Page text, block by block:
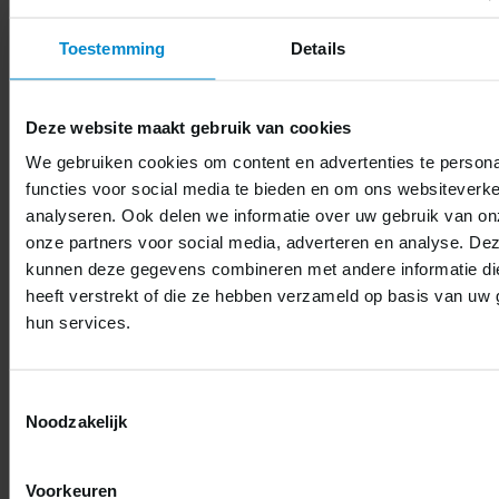
Toestemming Details
Deze website maakt gebruik van cookies
We gebruiken cookies om content en advertenties te
functies voor social media te bieden en om ons
analyseren. Ook delen we informatie over uw gebruik van
onze partners voor social media, adverteren en analyse.
kunnen deze gegevens combineren met andere informatie
heeft verstrekt of die ze hebben verzameld op basis van uw
hun services.
Noodzakelijk
Voorkeuren
Wij repareren de volgende
Samsung-producten
Samsung laptops & notebooks
Samsung desktops & all-in-one pc’s
Samsung zakelijke pc’s